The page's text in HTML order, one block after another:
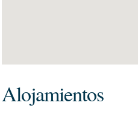
Alojamientos